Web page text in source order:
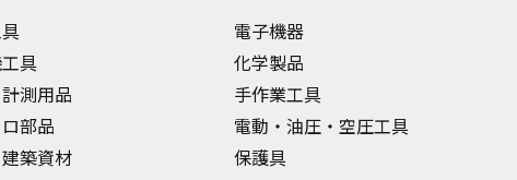
具
測用品
部品
築資材
電子機器
化学製品
手作業工具
電動・油圧・空圧工具
保護具